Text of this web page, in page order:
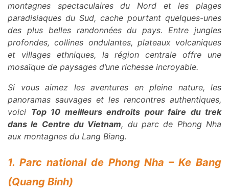
montagnes spectaculaires du Nord et les plages
paradisiaques du Sud, cache pourtant quelques-unes
des plus belles randonnées du pays. Entre jungles
profondes, collines ondulantes, plateaux volcaniques
et villages ethniques, la région centrale offre une
mosaïque de paysages d’une richesse incroyable.
Si vous aimez les aventures en pleine nature, les
panoramas sauvages et les rencontres authentiques,
voici Top 10 meilleurs endroits pour faire du trek
dans le Centre du Vietnam, du parc de Phong Nha
aux montagnes du Lang Biang.
1. Parc national de Phong Nha – Ke Bang
(Quang Binh)